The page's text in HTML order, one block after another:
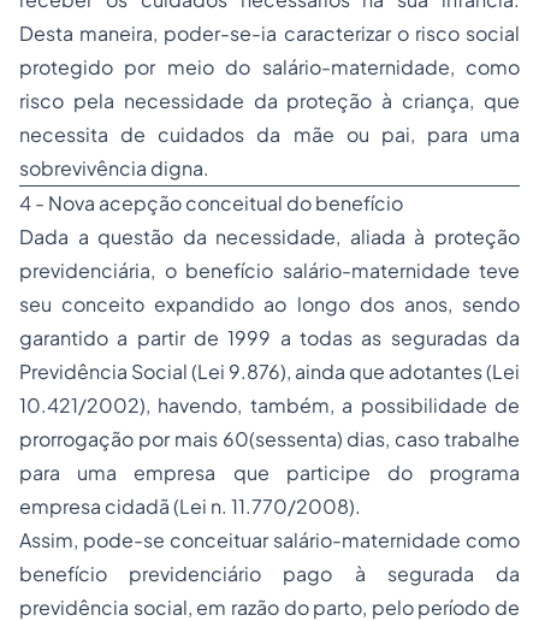
Desta maneira, poder-se-ia caracterizar o risco social
protegido por meio do salário-maternidade, como
risco pela necessidade da proteção à criança, que
necessita de cuidados da mãe ou pai, para uma
sobrevivência digna.
4 - Nova acepção conceitual do benefício
Dada a questão da necessidade, aliada à proteção
previdenciária, o benefício salário-maternidade teve
seu conceito expandido ao longo dos anos, sendo
garantido a partir de 1999 a todas as seguradas da
Previdência Social (Lei 9.876), ainda que adotantes (Lei
10.421/2002), havendo, também, a possibilidade de
prorrogação por mais 60(sessenta) dias, caso trabalhe
para uma empresa que participe do programa
empresa cidadã (Lei n. 11.770/2008).
Assim, pode-se conceituar salário-maternidade como
benefício previdenciário pago à segurada da
previdência social, em razão do parto, pelo período de